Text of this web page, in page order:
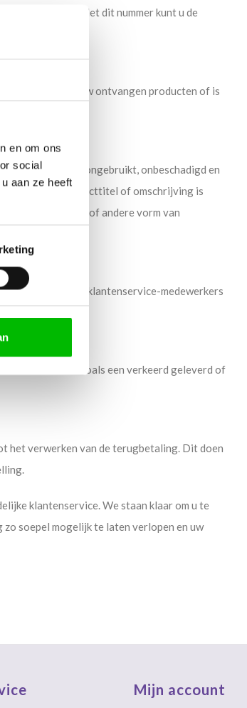
en om ons
social
aan ze heeft
Met dit nummer kunt u de
zijn met uw ontvangen producten of is
de producten ongebruikt, onbeschadigd en
. In de producttitel of omschrijving is
afwerking of andere vorm van
Onze klantenservice-medewerkers
aan onze kant, zoals een verkeerd geleverd of
het verwerken van de terugbetaling. Dit doen
klantenservice. We staan klaar om u te
soepel mogelijk te laten verlopen en uw
Mijn account